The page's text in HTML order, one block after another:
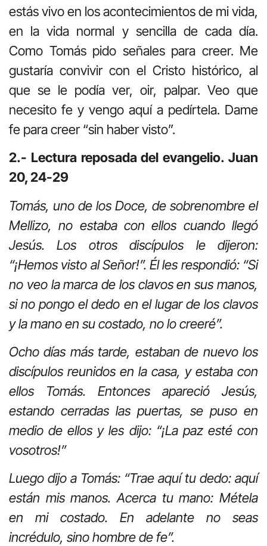
estás vivo en los acontecimientos de mi vida,
en la vida normal y sencilla de cada día.
Como Tomás pido señales para creer. Me
gustaría convivir con el Cristo histórico, al
que se le podía ver, oir, palpar. Veo que
necesito fe y vengo aquí a pedírtela. Dame
fe para creer “sin haber visto”.
2.- Lectura reposada del evangelio. Juan
20, 24-29
Tomás, uno de los Doce, de sobrenombre el
Mellizo, no estaba con ellos cuando llegó
Jesús. Los otros discípulos le dijeron:
“¡Hemos visto al Señor!”. Él les respondió: “Si
no veo la marca de los clavos en sus manos,
si no pongo el dedo en el lugar de los clavos
y la mano en su costado, no lo creeré”.
Ocho días más tarde, estaban de nuevo los
discípulos reunidos en la casa, y estaba con
ellos Tomás. Entonces apareció Jesús,
estando cerradas las puertas, se puso en
medio de ellos y les dijo: “¡La paz esté con
vosotros!”
Luego dijo a Tomás: “Trae aquí tu dedo: aquí
están mis manos. Acerca tu mano: Métela
en mi costado. En adelante no seas
incrédulo, sino hombre de fe”.